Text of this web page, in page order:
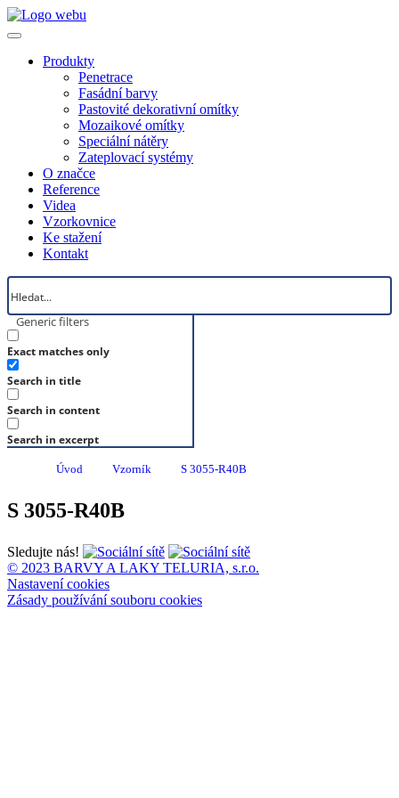
Produkty
Penetrace
Fasádní barvy
Pastovité dekorativní omítky
Mozaikové omítky
Speciální nátěry
Zateplovací systémy
O značce
Reference
Videa
Vzorkovnice
Ke stažení
Kontakt
Generic filters
Exact matches only
Search in title
Search in content
Search in excerpt
Úvod Vzorník S 3055-R40B
S 3055-R40B
Sledujte nás!
© 2023 BARVY A LAKY TELURIA, s.r.o.
Nastavení cookies
Zásady používání souboru cookies